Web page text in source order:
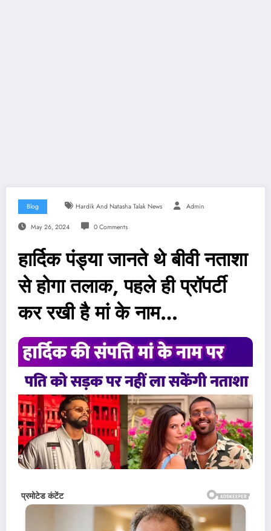
Blog Hardik And Natasha Talak News Admin
May 26, 2024 0 Comments
हार्दिक पंड्या जानते थे बीवी नताशा
से होगा तलाक, पहले ही प्रॉपर्टी
कर रखी है मां के नाम…